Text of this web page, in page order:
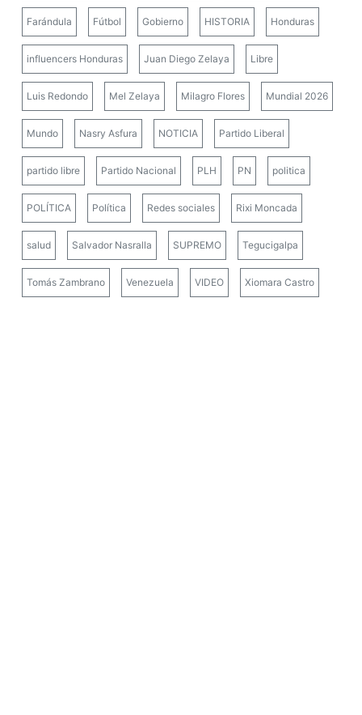
Farándula Fútbol Gobierno HISTORIA Honduras
influencers Honduras Juan Diego Zelaya Libre
Luis Redondo Mel Zelaya Milagro Flores Mundial 2026
Mundo Nasry Asfura NOTICIA Partido Liberal
partido libre Partido Nacional PLH PN politica
POLÍTICA Política Redes sociales Rixi Moncada
salud Salvador Nasralla SUPREMO Tegucigalpa
Tomás Zambrano Venezuela VIDEO Xiomara Castro